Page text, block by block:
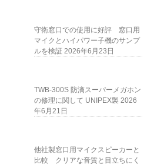
守衛窓口での使用に好評 窓口用
マイクとハイパワー子機のサンプ
ルを検証 2026年6月23日
TWB-300S 防滴スーパーメガホン
の修理に関して UNIPEX製 2026
年6月21日
他社製窓口用マイクスピーカーと
比較 クリアな音質と目立ちにく